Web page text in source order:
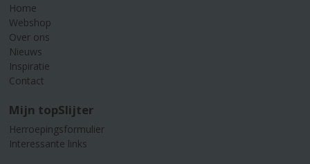
Home
Webshop
Over ons
Nieuws
Inspiratie
Contact
Mijn topSlijter
Herroepingsformulier
Interessante links